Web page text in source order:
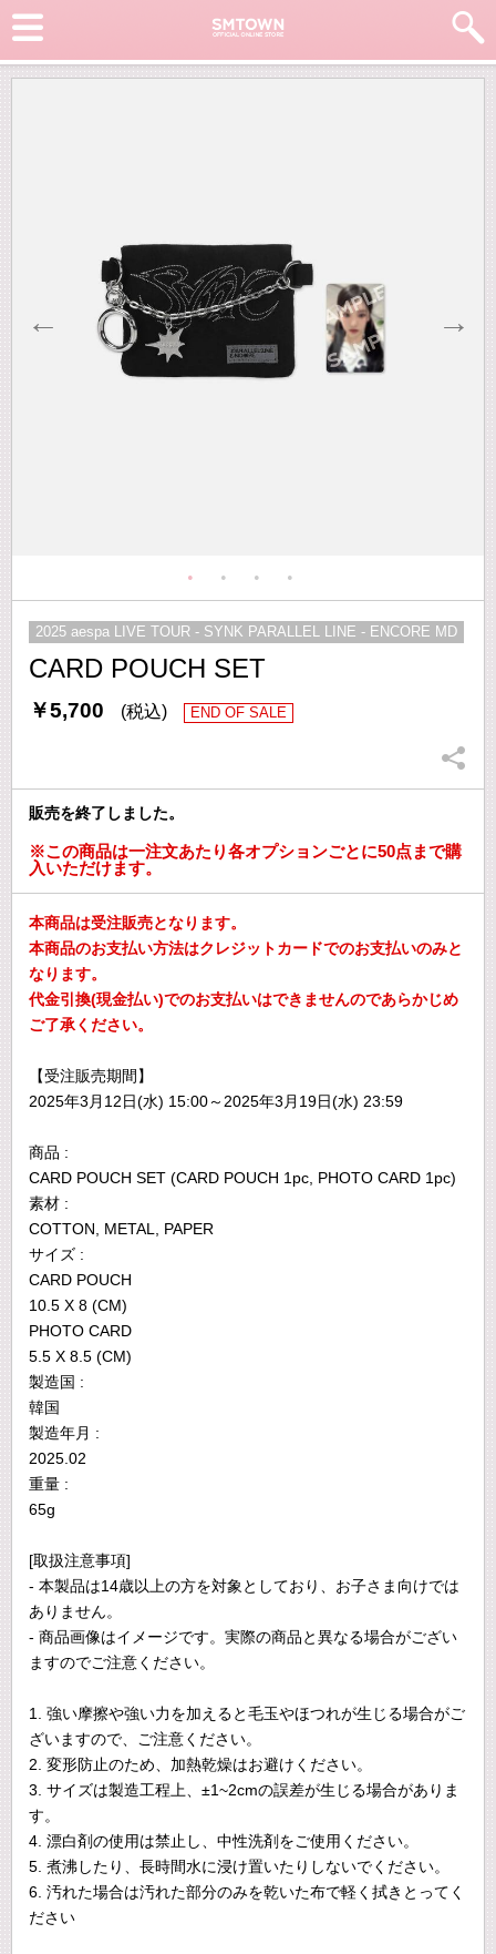
CARD POUCH SET
￥5,700 (税込) END OF SALE
2025 aespa LIVE TOUR - SYNK PARALLEL LINE - ENCORE MD
販売を終了しました。
※この商品は一注文あたり各オプションごとに50点まで購
入いただけます。
本商品は受注販売となります。
本商品のお支払い方法はクレジットカードでのお支払いのみと
なります。
代金引換(現金払い)でのお支払いはできませんのであらかじめ
ご了承ください。
【受注販売期間】
2025年3月12日(水) 15:00～2025年3月19日(水) 23:59
商品 :
CARD POUCH SET (CARD POUCH 1pc, PHOTO CARD 1pc)
素材 :
COTTON, METAL, PAPER
サイズ :
CARD POUCH
10.5 X 8 (CM)
PHOTO CARD
5.5 X 8.5 (CM)
製造国 :
韓国
製造年月 :
2025.02
重量 :
65g
[取扱注意事項]
- 本製品は14歳以上の方を対象としており、お子さま向けでは
ありません。
- 商品画像はイメージです。実際の商品と異なる場合がござい
ますのでご注意ください。
1. 強い摩擦や強い力を加えると毛玉やほつれが生じる場合がご
ざいますので、ご注意ください。
2. 変形防止のため、加熱乾燥はお避けください。
3. サイズは製造工程上、±1~2cmの誤差が生じる場合がありま
す。
4. 漂白剤の使用は禁止し、中性洗剤をご使用ください。
5. 煮沸したり、長時間水に浸け置いたりしないでください。
6. 汚れた場合は汚れた部分のみを乾いた布で軽く拭きとってく
ださい